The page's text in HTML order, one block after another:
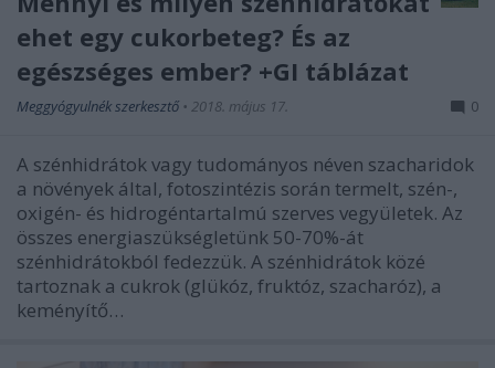
ehet egy cukorbeteg? És az
egészséges ember? +GI táblázat
Meggyógyulnék szerkesztő • 2018. május 17. 0
A szénhidrátok vagy tudományos néven szacharidok
a növények által, fotoszintézis során termelt, szén-,
oxigén- és hidrogéntartalmú szerves vegyületek. Az
összes energiaszükségletünk 50-70%-át
szénhidrátokból fedezzük. A szénhidrátok közé
tartoznak a cukrok (glükóz, fruktóz, szacharóz), a
keményítő…